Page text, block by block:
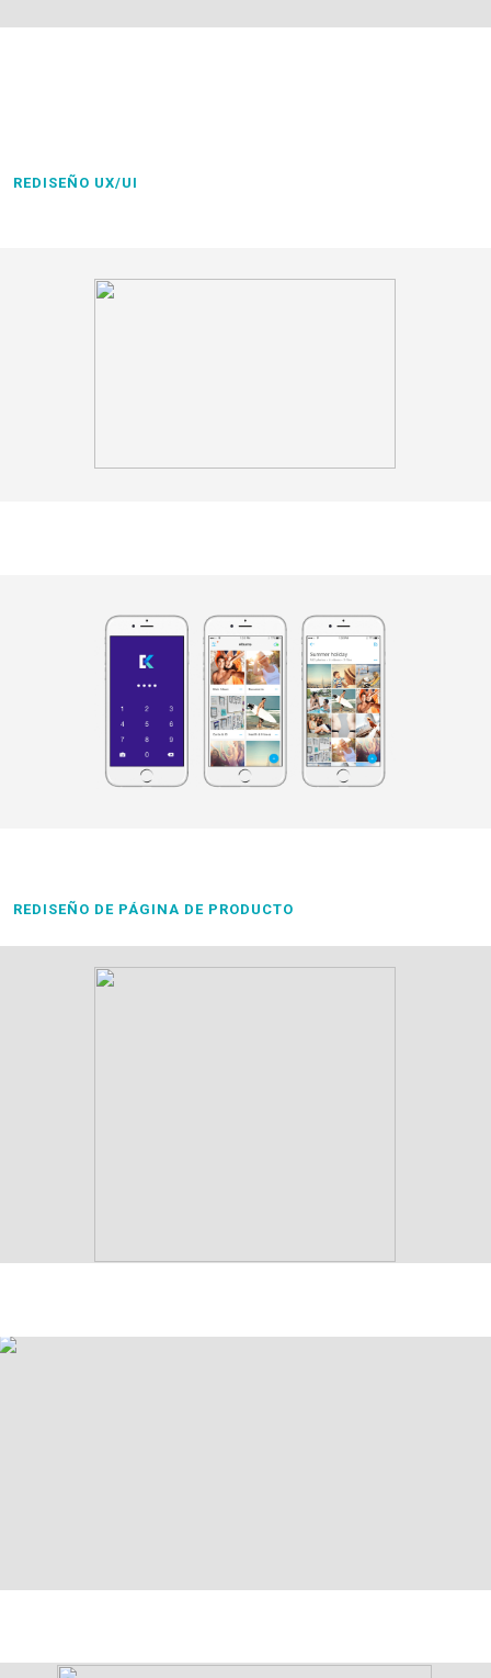
REDISEÑO UX/UI
REDISEÑO DE PÁGINA DE PRODUCTO